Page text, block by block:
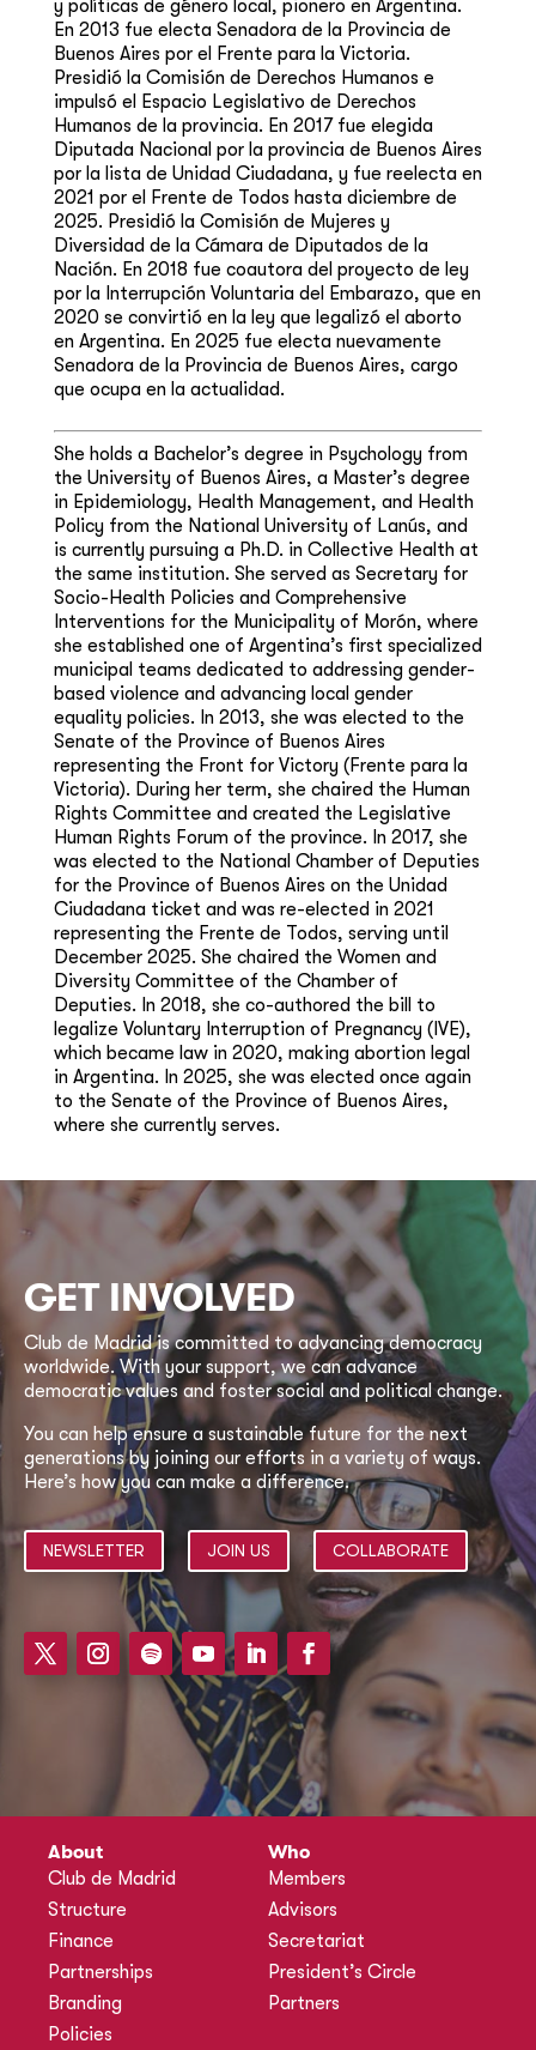
y políticas de género local, pionero en Argentina.
En 2013 fue electa Senadora de la Provincia de
Buenos Aires por el Frente para la Victoria.
Presidió la Comisión de Derechos Humanos e
impulsó el Espacio Legislativo de Derechos
Humanos de la provincia. En 2017 fue elegida
Diputada Nacional por la provincia de Buenos Aires
por la lista de Unidad Ciudadana, y fue reelecta en
2021 por el Frente de Todos hasta diciembre de
2025. Presidió la Comisión de Mujeres y
Diversidad de la Cámara de Diputados de la
Nación. En 2018 fue coautora del proyecto de ley
por la Interrupción Voluntaria del Embarazo, que en
2020 se convirtió en la ley que legalizó el aborto
en Argentina. En 2025 fue electa nuevamente
Senadora de la Provincia de Buenos Aires, cargo
que ocupa en la actualidad.
She holds a Bachelor’s degree in Psychology from
the University of Buenos Aires, a Master’s degree
in Epidemiology, Health Management, and Health
Policy from the National University of Lanús, and
is currently pursuing a Ph.D. in Collective Health at
the same institution. She served as Secretary for
Socio-Health Policies and Comprehensive
Interventions for the Municipality of Morón, where
she established one of Argentina’s first specialized
municipal teams dedicated to addressing gender-
based violence and advancing local gender
equality policies. In 2013, she was elected to the
Senate of the Province of Buenos Aires
representing the Front for Victory (Frente para la
Victoria). During her term, she chaired the Human
Rights Committee and created the Legislative
Human Rights Forum of the province. In 2017, she
was elected to the National Chamber of Deputies
for the Province of Buenos Aires on the Unidad
Ciudadana ticket and was re-elected in 2021
representing the Frente de Todos, serving until
December 2025. She chaired the Women and
Diversity Committee of the Chamber of
Deputies. In 2018, she co-authored the bill to
legalize Voluntary Interruption of Pregnancy (IVE),
which became law in 2020, making abortion legal
in Argentina. In 2025, she was elected once again
to the Senate of the Province of Buenos Aires,
where she currently serves.
GET INVOLVED
Club de Madrid is committed to advancing democracy
worldwide. With your support, we can advance
democratic values and foster social and political change.
You can help ensure a sustainable future for the next
generations by joining our efforts in a variety of ways.
Here’s how you can make a difference.
NEWSLETTER JOIN US COLLABORATE
About
Club de Madrid
Structure
Finance
Partnerships
Branding
Policies
Who
Members
Advisors
Secretariat
President’s Circle
Partners